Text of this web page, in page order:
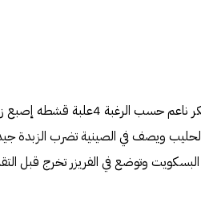
ويصف في الصينية تضرب الزبدة
وتوضع في الفريزر تخرج قبل